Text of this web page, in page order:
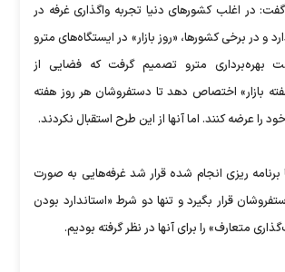
در اغلب کشورهای دنیا تجربه واگذاری غرفه در
و در برخی کشورها، «روز بازار»‌ در ایستگاه‌های مترو
بهره‌برداری مترو تصمیم گرفت که فضایی از
بازار» اختصاص دهد تا دستفروشان هر روز هفته
را عرضه کنند. اما آنها از این طرح استقبال نکردند.
برنامه ریزی انجام شده قرار شد غرفه‌هایی به صورت
قرار بگیرد و تنها دو شرط «استاندارد بودن
متعارف» را برای آنها در نظر گرفته بودیم.